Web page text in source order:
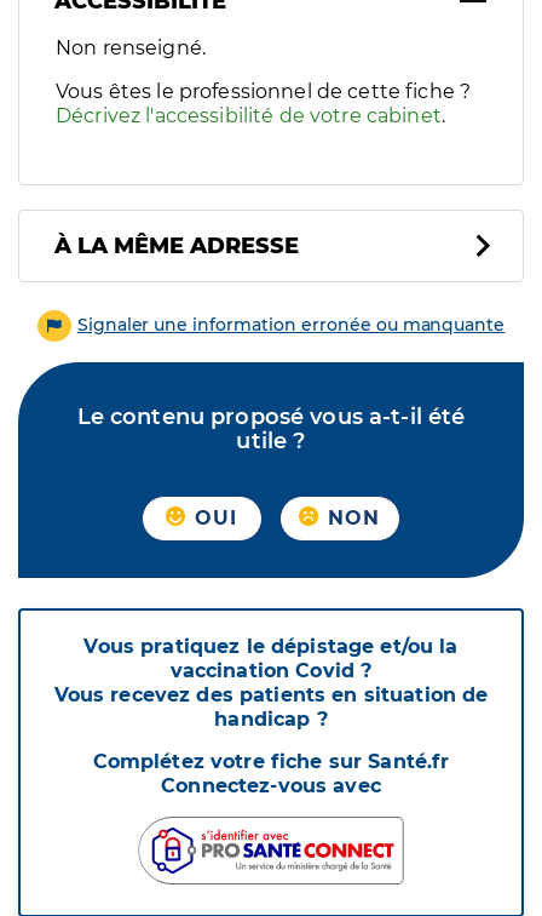
Filtres
Sélectionnez un ou plusieurs handicaps/besoins
Non renseigné.
Vous êtes le professionnel de cette fiche ?
Décrivez l'accessibilité de votre cabinet.
À LA MÊME ADRESSE
Signaler une information erronée ou manquante
Le contenu proposé vous a-t-il été
utile ?
OUI NON
Vous pratiquez le dépistage et/ou la
vaccination Covid ?
Vous recevez des patients en situation de
handicap ?
Complétez votre fiche sur Santé.fr
Connectez-vous avec